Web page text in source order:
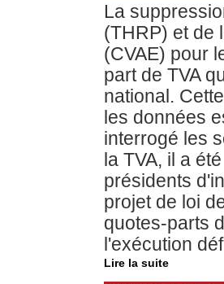
La
(THRP) et de
(CVAE) pour
part de TVA
national.
les données
interrogé les
la TVA, il a
présidents
projet de loi
quotes-parts
l'exécution
Lire la suite